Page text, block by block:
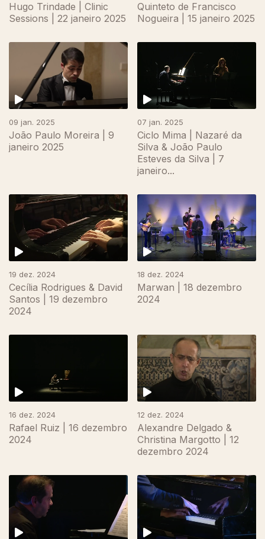
Hugo Trindade | Clinic
Sessions | 22 janeiro 2025
Quinteto de Francisco
Nogueira | 15 janeiro 2025
09 jan. 2025
João Paulo Moreira | 9
janeiro 2025
07 jan. 2025
Ciclo Mima | Nazaré da
Silva & João Paulo
Esteves da Silva | 7
janeiro...
19 dez. 2024
Cecília Rodrigues & David
Santos | 19 dezembro
2024
18 dez. 2024
Marwan | 18 dezembro
2024
16 dez. 2024
Rafael Ruiz | 16 dezembro
2024
12 dez. 2024
Alexandre Delgado &
Christina Margotto | 12
dezembro 2024
818915